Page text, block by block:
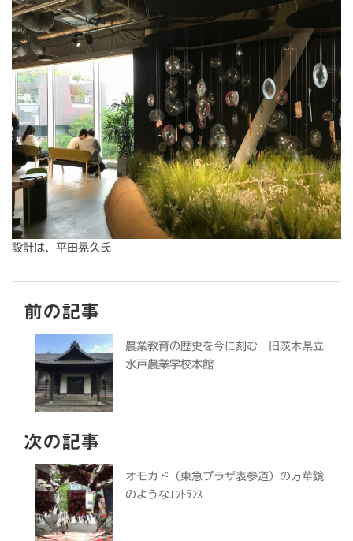
設計は、平田晃久氏
前の記事
農業教育の歴史を今に刻む 旧茨木県立
水戸農業学校本館
次の記事
オモカド（東急プラザ表参道）の万華鏡
のようなｴﾝﾄﾗﾝｽ